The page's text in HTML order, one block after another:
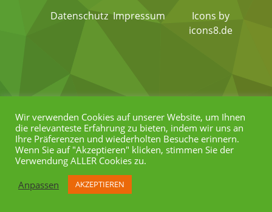
Wir verwenden Cookies auf unserer Website, um Ihnen
die relevanteste Erfahrung zu bieten, indem wir uns an
Ihre Präferenzen und wiederholten Besuche erinnern.
Wenn Sie auf "Akzeptieren" klicken, stimmen Sie der
Verwendung ALLER Cookies zu.
Anpassen
AKZEPTIEREN
Datenschutz Impressum
Icons by
icons8.de